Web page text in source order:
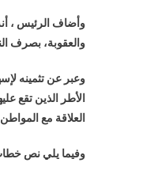
وأضاف الرئيس ،
والعقوبة، بصرف
وعبر عن تثمينه
الأطر الذين تقع
العلاقة مع
وفيما يلي نص